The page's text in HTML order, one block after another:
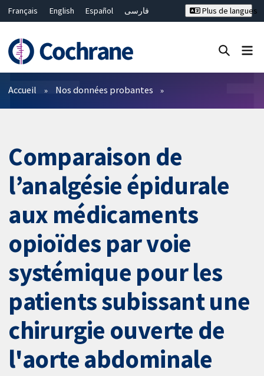
Français English Español
فارسی
Bahasa Malaysia
ไทย
繁體中文
简体中文
Plus de langues
Filtres
Accueil Nos données probantes
Comparaison de
l’analgésie épidurale
aux médicaments
opioïdes par voie
systémique pour les
patients subissant une
chirurgie ouverte de
l'aorte abdominale